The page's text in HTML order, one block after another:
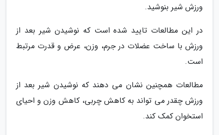
ورزش شیر بنوشید.
در این مطالعات تایید شده است که نوشیدن شیر بعد از
ورزش با ساخت عضلات در جرم، وزن، عرض و قدرت مرتبط
است.
مطالعات همچنین نشان می دهند که نوشیدن شیر بعد از
ورزش چقدر می تواند به کاهش چربی، کاهش وزن و احیای
استخوان کمک کند.